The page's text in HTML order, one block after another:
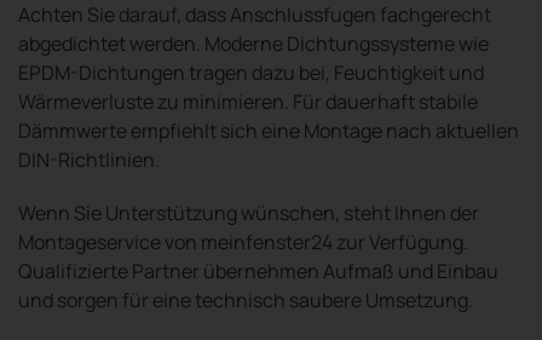
Achten Sie darauf, dass Anschlussfugen fachgerecht
abgedichtet werden. Moderne Dichtungssysteme wie
EPDM-Dichtungen tragen dazu bei, Feuchtigkeit und
Wärmeverluste zu minimieren. Für dauerhaft stabile
Dämmwerte empfiehlt sich eine Montage nach aktuellen
DIN-Richtlinien.
Wenn Sie Unterstützung wünschen, steht Ihnen der
Montageservice von meinfenster24 zur Verfügung.
Qualifizierte Partner übernehmen Aufmaß und Einbau
und sorgen für eine technisch saubere Umsetzung.